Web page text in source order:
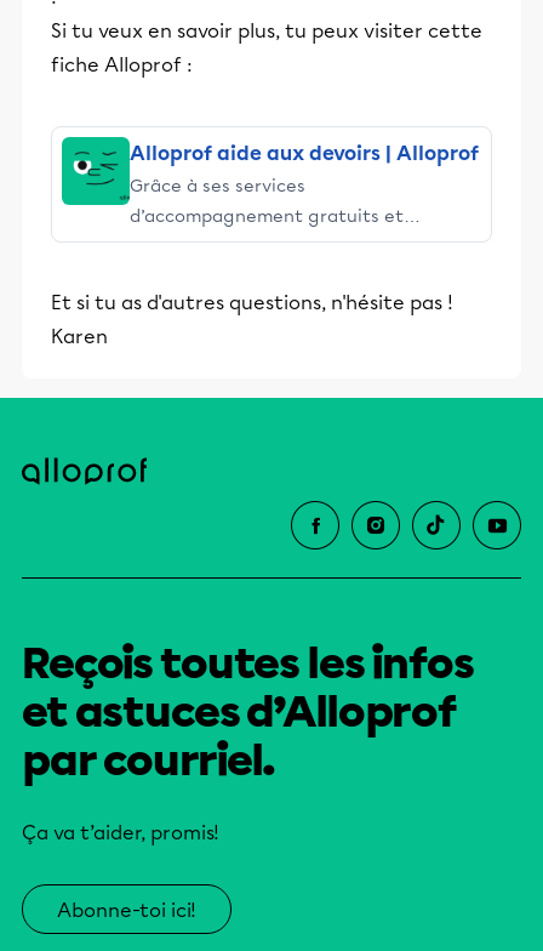
Si tu veux en savoir plus, tu peux visiter cette
fiche Alloprof :
Alloprof aide aux devoirs | Alloprof
Grâce à ses services
d’accompagnement gratuits et
stimulants, Alloprof engage les élèves
éducative.
Et si tu as d'autres questions, n'hésite pas !
Karen
Reçois toutes les infos
et astuces d’Alloprof
par courriel.
Ça va t’aider, promis!
Abonne-toi ici!